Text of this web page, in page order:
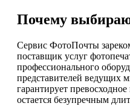
Почему
Сервис ФотоПочты
поставщик услуг
профессионального
представителей ведущих
гарантирует
остается безупречным